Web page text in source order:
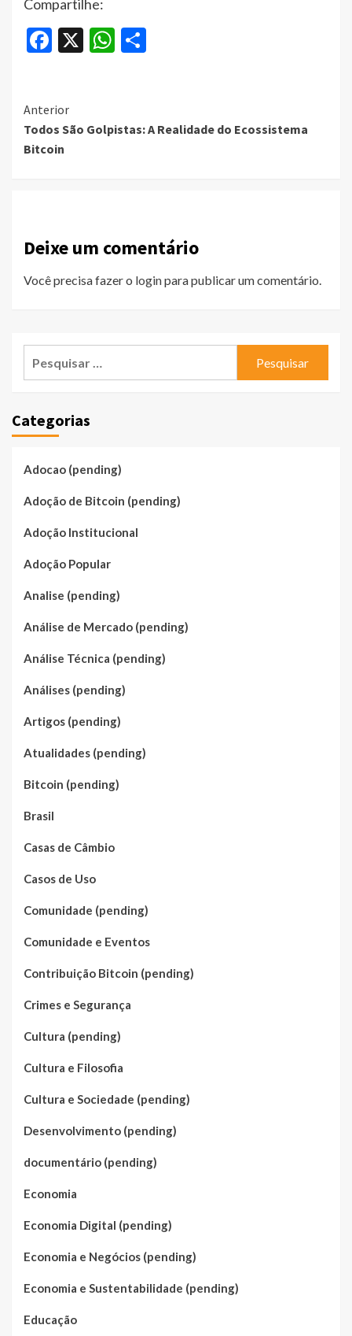
Compartilhe:
Facebook
X WhatsApp
Continue
Reading
Anterior
Todos São Golpistas: A Realidade do Ecossistema
Bitcoin
Deixe um comentário
Você precisa fazer o loginpara publicar um comentário.
Categorias
Adocao (pending)
Adoção de Bitcoin (pending)
Adoção Institucional
Adoção Popular
Analise (pending)
Análise de Mercado (pending)
Análise Técnica (pending)
Análises (pending)
Artigos (pending)
Atualidades (pending)
Bitcoin (pending)
Brasil
Casas de Câmbio
Casos de Uso
Comunidade (pending)
Comunidade e Eventos
Contribuição Bitcoin (pending)
Crimes e Segurança
Cultura (pending)
Cultura e Filosofia
Cultura e Sociedade (pending)
Desenvolvimento (pending)
documentário (pending)
Economia
Economia Digital (pending)
Economia e Negócios (pending)
Economia e Sustentabilidade (pending)
Educação